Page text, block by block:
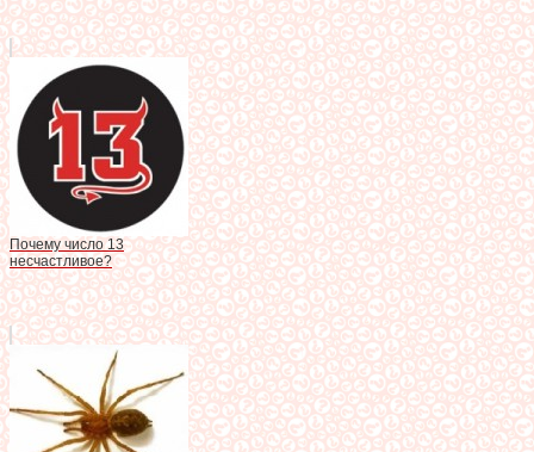
Почему число 13
несчастливое?